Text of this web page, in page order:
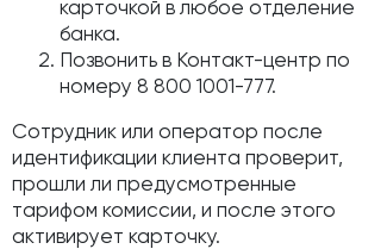
карточкой в любое отделение
банка.
Позвонить в Контакт-центр по
номеру 8 800 1001-777.
Сотрудник или оператор после
идентификации клиента проверит,
прошли ли предусмотренные
тарифом комиссии, и после этого
активирует карточку.